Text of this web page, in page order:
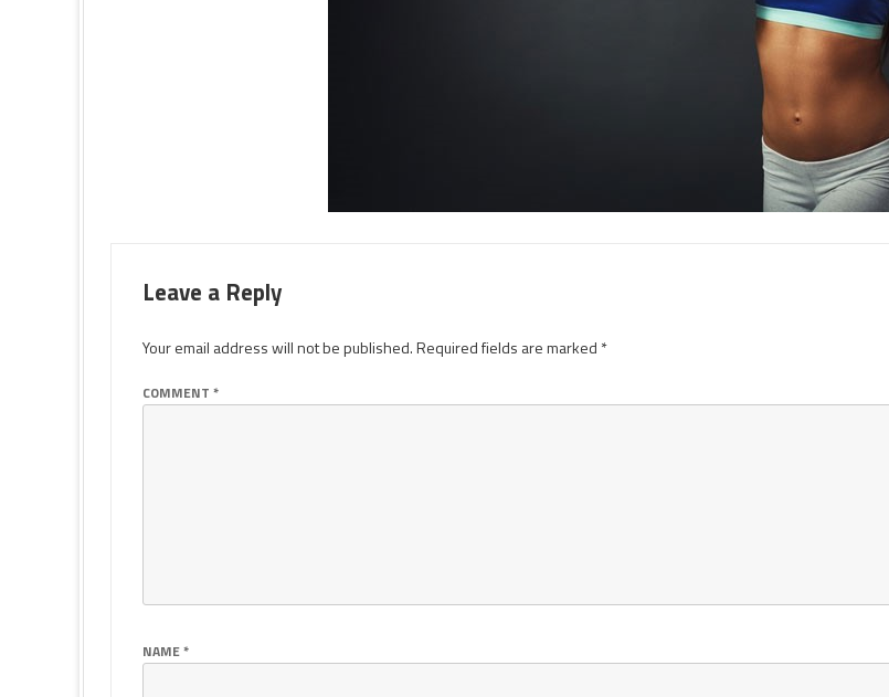
Leave a Reply
Your email address will not be published.Required fields are marked *
COMMENT *
NAME*